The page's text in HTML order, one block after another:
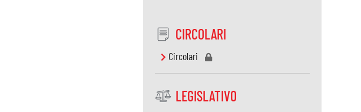
CIRCOLARI
Circolari
LEGISLATIVO